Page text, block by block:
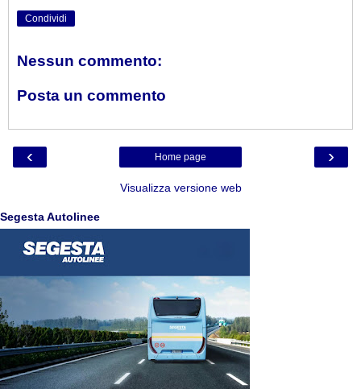
Condividi
Nessun commento:
Posta un commento
‹ ›
Home page
Visualizza versione web
Segesta Autolinee